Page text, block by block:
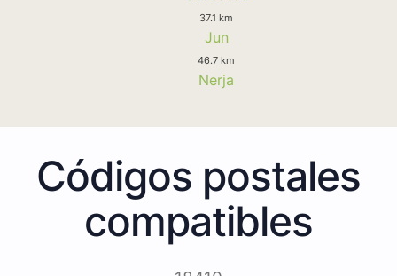
37.1 km
Jun
46.7 km
Nerja
Códigos postales
compatibles